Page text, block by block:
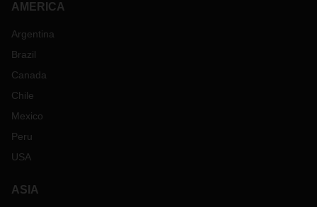
AMERICA
Argentina
Brazil
Canada
Chile
Mexico
Peru
USA
ASIA